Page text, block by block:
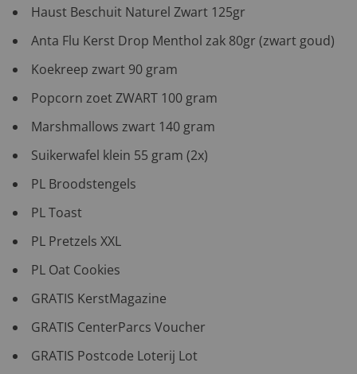
Haust Beschuit Naturel Zwart 125gr
Anta Flu Kerst Drop Menthol zak 80gr (zwart goud)
Koekreep zwart 90 gram
Popcorn zoet ZWART 100 gram
Marshmallows zwart 140 gram
Suikerwafel klein 55 gram (2x)
PL Broodstengels
PL Toast
PL Pretzels XXL
PL Oat Cookies
GRATIS KerstMagazine
GRATIS CenterParcs Voucher
GRATIS Postcode Loterij Lot